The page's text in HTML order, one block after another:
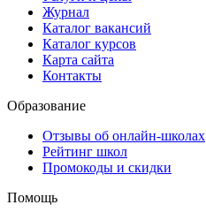
Журнал
Каталог вакансий
Каталог курсов
Карта сайта
Контакты
Образование
Отзывы об онлайн-школах
Рейтинг школ
Промокоды и скидки
Помощь